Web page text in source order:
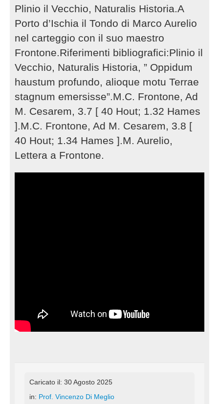
Plinio il Vecchio, Naturalis Historia.A
Porto d’Ischia il Tondo di Marco Aurelio
nel carteggio con il suo maestro
Frontone.Riferimenti bibliografici:Plinio il
Vecchio, Naturalis Historia, ” Oppidum
haustum profundo, alioque motu Terrae
stagnum emersisse”.M.C. Frontone, Ad
M. Cesarem, 3.7 [ 40 Hout; 1.32 Hames
].M.C. Frontone, Ad M. Cesarem, 3.8 [
40 Hout; 1.34 Hames ].M. Aurelio,
Lettera a Frontone.
Caricato il: 30 Agosto 2025
in: Prof. Vincenzo Di Meglio